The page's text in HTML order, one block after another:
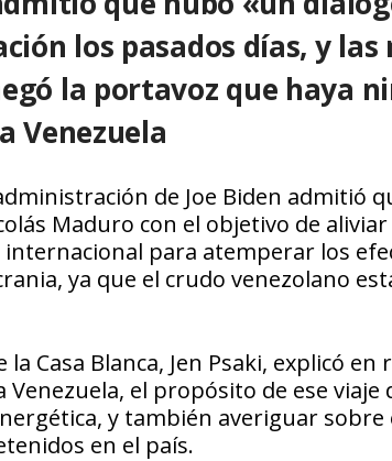
los pasados días, y
la portavoz que haya
Venezuela
de Joe Biden admitió
Maduro con el objetivo de
internacional para atemperar los
ya que el crudo venezolano
la Casa Blanca, Jen Psaki, explicó
Venezuela, el propósito de ese
y también averiguar sobre
en el país.